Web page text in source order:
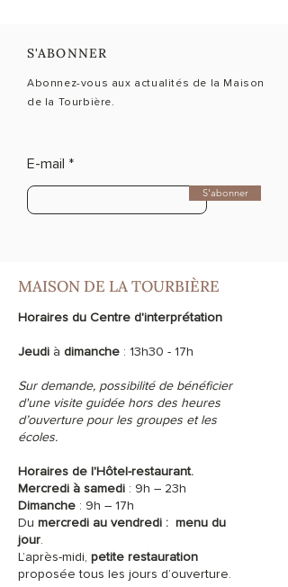
S'ABONNER
Abonnez-vous aux actualités de la Maison
de la Tourbière.
E-mail
S'abonner
MAISON DE LA TOURBIÈRE
Horaires du Centre d'interprétation
Jeudi à dimanche : 13h30 - 17h
Sur demande, possibilité de bénéficier
d'une visite guidée hors des heures
d’ouverture pour les groupes et les
écoles.
Horaires de l'Hôtel-restaurant.
Mercredi à samedi : 9h – 23h
Dimanche : 9h – 17h
Du mercredi au vendredi : menu du
jour.
L’après-midi, petite restauration
proposée tous les jours d’ouverture.